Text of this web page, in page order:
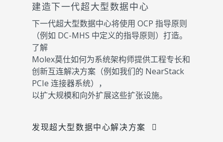
建造下一代超大型数据中心
下一代超大型数据中心将使用 OCP 指导原则
（例如 DC-MHS 中定义的指导原则）打造。
了解
Molex莫仕如何为系统架构师提供工程专长和
创新互连解决方案（例如我们的 NearStack
PCIe 连接器系统），
以扩大规模和向外扩展这些扩张设施。
发现超大型数据中心解决方案